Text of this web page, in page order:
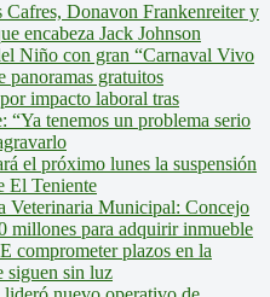
Cafres, Donavon Frankenreiter y
encabeza Jack Johnson
Niño con gran “Carnaval Vivo
panoramas gratuitos
impacto laboral tras
“Ya tenemos un problema serio
el próximo lunes la suspensión
El Teniente
Veterinaria Municipal: Concejo
millones para adquirir inmueble
comprometer plazos en la
siguen sin luz